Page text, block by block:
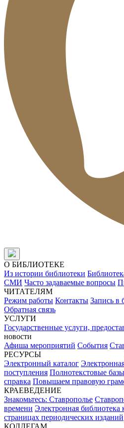
О БИБЛИОТЕКЕ
Из истории библиотеки
СМИ Часто задаваемые вопросы
ЧИТАТЕЛЯМ
Режим работы Контакты Запись в
Обратная связь
УСЛУГИ
Государственные услуги,
новости
Афиша мероприятий События
РЕСУРСЫ
Электронный каталог
поступления Полнотекстовые
справка Повышаем правовую
КРАЕВЕДЕНИЕ
Знакомьтесь: Ставрополье
времени Электронная библиотека
страницах периодических изданий
КОЛЛЕГАМ